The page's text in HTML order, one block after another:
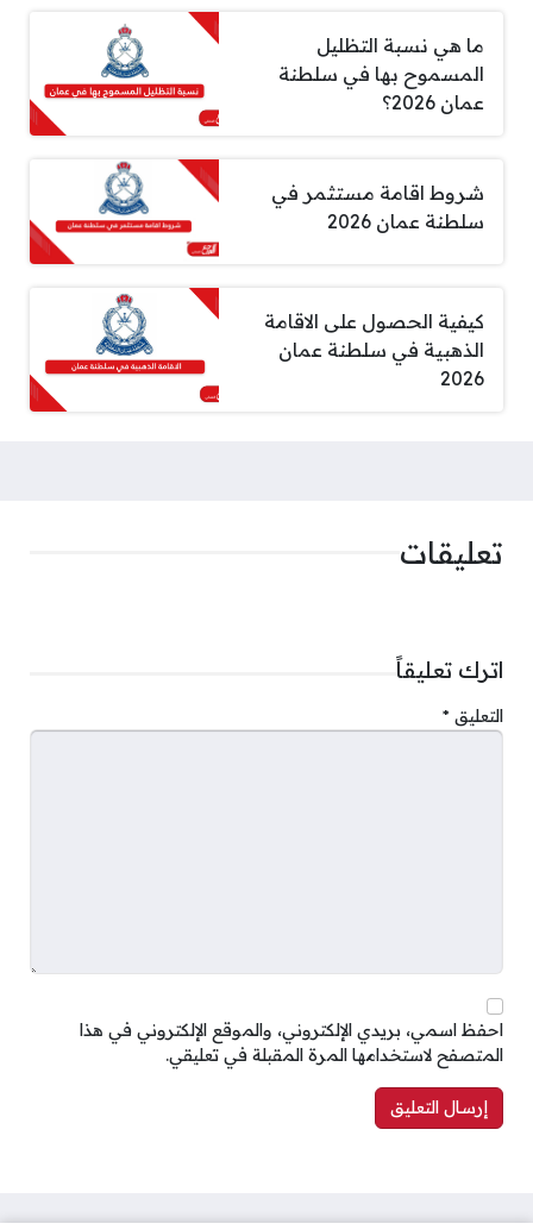
ما هي نسبة التظليل
المسموح بها في سلطنة
عمان 2026؟
شروط اقامة مستثمر في
سلطنة عمان 2026
كيفية الحصول على الاقامة
الذهبية في سلطنة عمان
2026
تعليقات
اترك تعليقاً
التعليق *
احفظ اسمي، بريدي الإلكتروني، والموقع الإلكتروني في هذا
المتصفح لاستخدامها المرة المقبلة في تعليقي.